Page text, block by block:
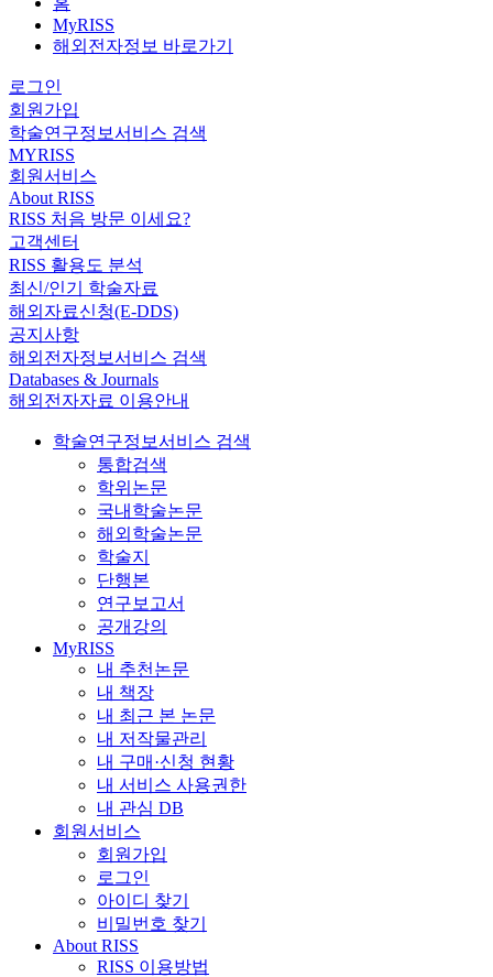
MyRISS
해외전자정보 바로가기
로그인
회원가입
학술연구정보서비스 검색
MYRISS
회원서비스
About RISS
RISS 처음 방문 이세요?
고객센터
RISS 활용도 분석
최신/인기 학술자료
해외자료신청(E-DDS)
공지사항
해외전자정보서비스 검색
Databases & Journals
해외전자자료 이용안내
학술연구정보서비스 검색
통합검색
학위논문
국내학술논문
해외학술논문
학술지
단행본
연구보고서
공개강의
MyRISS
내 추천논문
내 책장
내 최근 본 논문
내 저작물관리
내 구매·신청 현황
내 서비스 사용권한
내 관심 DB
회원서비스
회원가입
로그인
아이디 찾기
비밀번호 찾기
About RISS
RISS 이용방법